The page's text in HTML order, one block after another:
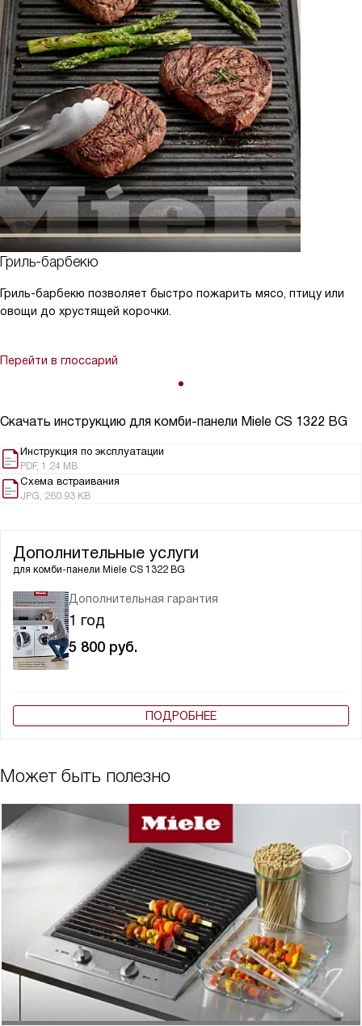
Гриль-барбекю
Гриль-барбекю позволяет быстро пожарить мясо, птицу или
овощи до хрустящей корочки.
Перейти в глоссарий
Скачать инструкцию для комби-панели Miele CS 1322 BG
Инструкция по эксплуатации
PDF, 1.24 MB
Схема встраивания
JPG, 260.93 KB
Дополнительные услуги
для комби-панели Miele CS 1322 BG
Дополнительная гарантия
1 год
5 800 руб.
ПОДРОБНЕЕ
Может быть полезно